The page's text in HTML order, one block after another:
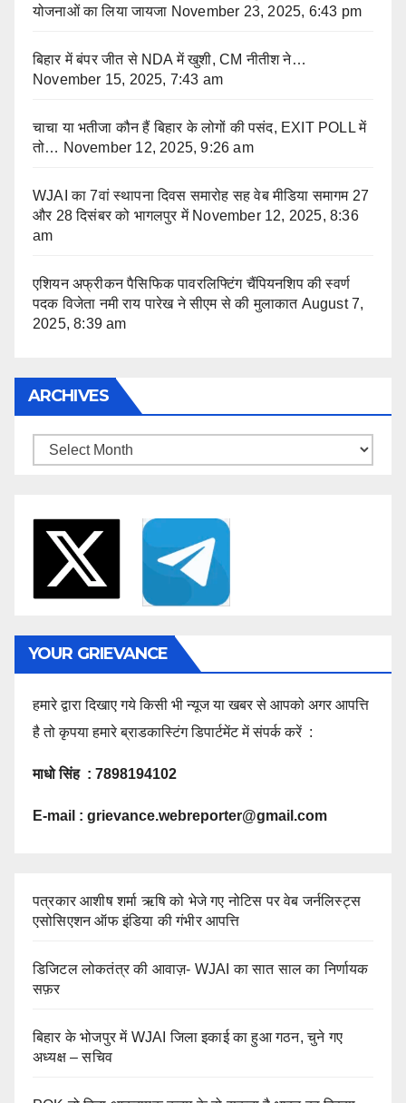
योजनाओं का लिया जायजा November 23, 2025, 6:43 pm
बिहार में बंपर जीत से NDA में खुशी, CM नीतीश ने…
November 15, 2025, 7:43 am
चाचा या भतीजा कौन हैं बिहार के लोगों की पसंद, EXIT POLL में
तो… November 12, 2025, 9:26 am
WJAI का 7वां स्थापना दिवस समारोह सह वेब मीडिया समागम 27
और 28 दिसंबर को भागलपुर में November 12, 2025, 8:36
am
एशियन अफ्रीकन पैसिफिक पावरलिफ्टिंग चैंपियनशिप की स्वर्ण
पदक विजेता नमी राय पारेख ने सीएम से की मुलाकात August 7,
2025, 8:39 am
ARCHIVES
Archives
YOUR GRIEVANCE
हमारे द्वारा दिखाए गये किसी भी न्यूज या खबर से आपको अगर आपत्ति
है तो कृपया हमारे ब्राडकास्टिंग डिपार्टमेंट में संपर्क करें :
माधो सिंह : 7898194102
E-mail : grievance.webreporter@gmail.com
पत्रकार आशीष शर्मा ऋषि को भेजे गए नोटिस पर वेब जर्नलिस्ट्स
एसोसिएशन ऑफ इंडिया की गंभीर आपत्ति
डिजिटल लोकतंत्र की आवाज़- WJAI का सात साल का निर्णायक
सफ़र
बिहार के भोजपुर में WJAI जिला इकाई का हुआ गठन, चुने गए
अध्यक्ष – सचिव